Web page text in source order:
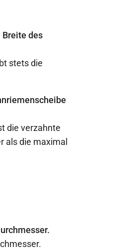
des
stets die
die verzahnte
als die maximal